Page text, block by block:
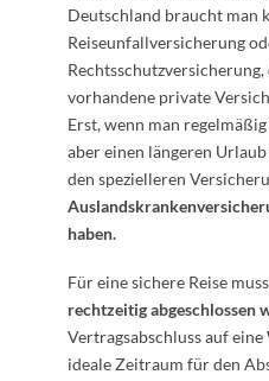
Deutschland braucht man
Reiseunfallversicherung
vorhandene private
Erst, wenn man
aber einen längeren
den spezielleren
haben.
Für eine sichere Reise
rechtzeitig abgeschlossen
Vertragsabschluss auf eine
ideale Zeitraum für den